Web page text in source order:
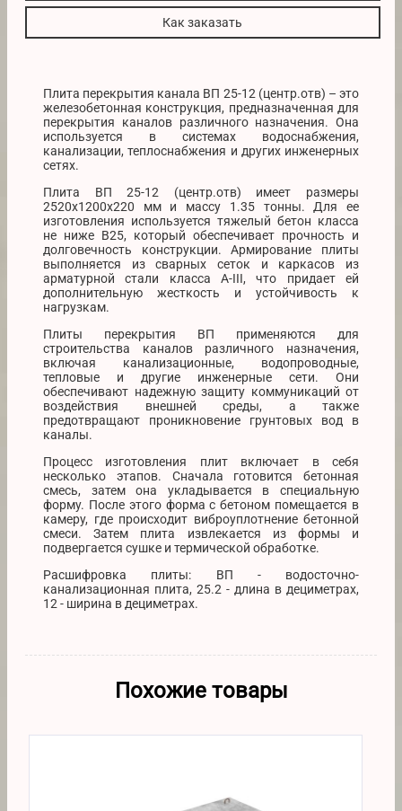
Как заказать
Плита перекрытия канала ВП 25-12 (центр.отв) – это
железобетонная конструкция, предназначенная для
перекрытия каналов различного назначения. Она
используется в системах водоснабжения,
канализации, теплоснабжения и других инженерных
сетях.
Плита ВП 25-12 (центр.отв) имеет размеры
2520х1200х220 мм и массу 1.35 тонны. Для ее
изготовления используется тяжелый бетон класса
не ниже B25, который обеспечивает прочность и
долговечность конструкции. Армирование плиты
выполняется из сварных сеток и каркасов из
арматурной стали класса A-III, что придает ей
дополнительную жесткость и устойчивость к
нагрузкам.
Плиты перекрытия ВП применяются для
строительства каналов различного назначения,
включая канализационные, водопроводные,
тепловые и другие инженерные сети. Они
обеспечивают надежную защиту коммуникаций от
воздействия внешней среды, а также
предотвращают проникновение грунтовых вод в
каналы.
Процесс изготовления плит включает в себя
несколько этапов. Сначала готовится бетонная
смесь, затем она укладывается в специальную
форму. После этого форма с бетоном помещается в
камеру, где происходит виброуплотнение бетонной
смеси. Затем плита извлекается из формы и
подвергается сушке и термической обработке.
Расшифровка плиты: ВП - водосточно-
канализационная плита, 25.2 - длина в дециметрах,
12 - ширина в дециметрах.
Похожие товары